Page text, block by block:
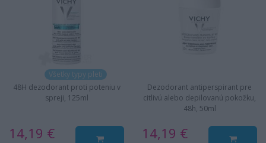
Všetky typy pleti
48H dezodorant proti poteniu v
spreji, 125ml
14,19 €
Dezodorant antiperspirant pre
citlivú alebo depilovanú pokožku,
48h, 50ml
14,19 €